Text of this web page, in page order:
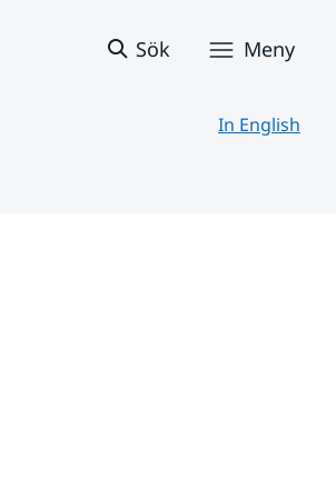
Sök Meny
In English